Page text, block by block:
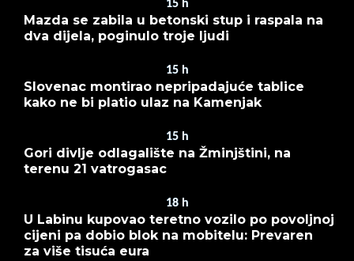
15 h
Mazda se zabila u betonski stup i raspala na
dva dijela, poginulo troje ljudi
15 h
Slovenac montirao nepripadajuće tablice
kako ne bi platio ulaz na Kamenjak
15 h
Gori divlje odlagalište na Žminjštini, na
terenu 21 vatrogasac
18 h
U Labinu kupovao teretno vozilo po povoljnoj
cijeni pa dobio blok na mobitelu: Prevaren
za više tisuća eura